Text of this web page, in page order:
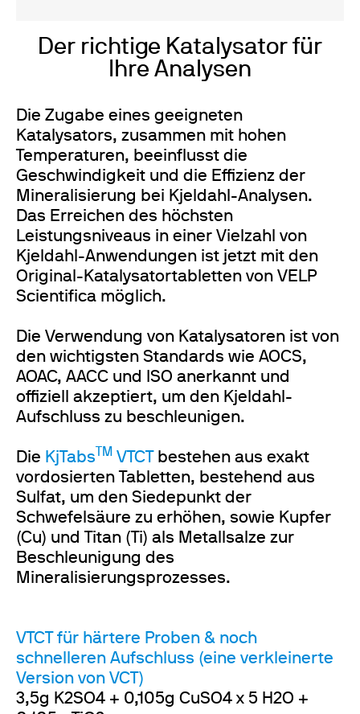
Der richtige Katalysator für
Ihre Analysen
Die Zugabe eines geeigneten
Katalysators, zusammen mit hohen
Temperaturen, beeinflusst die
Geschwindigkeit und die Effizienz der
Mineralisierung bei Kjeldahl-Analysen.
Das Erreichen des höchsten
Leistungsniveaus in einer Vielzahl von
Kjeldahl-Anwendungen ist jetzt mit den
Original-Katalysatortabletten von VELP
Scientifica möglich.
Die Verwendung von Katalysatoren ist von
den wichtigsten Standards wie AOCS,
AOAC, AACC und ISO anerkannt und
offiziell akzeptiert, um den Kjeldahl-
Aufschluss zu beschleunigen.
Die KjTabs TM VTCT
bestehen aus exakt
vordosierten Tabletten, bestehend aus
Sulfat, um den Siedepunkt der
Schwefelsäure zu erhöhen, sowie Kupfer
(Cu) und Titan (Ti) als Metallsalze zur
Beschleunigung des
Mineralisierungsprozesses.
VTCT für härtere Proben & noch
schnelleren Aufschluss (eine verkleinerte
Version von VCT)
3,5g K2SO4 + 0,105g CuSO4 x 5 H2O +